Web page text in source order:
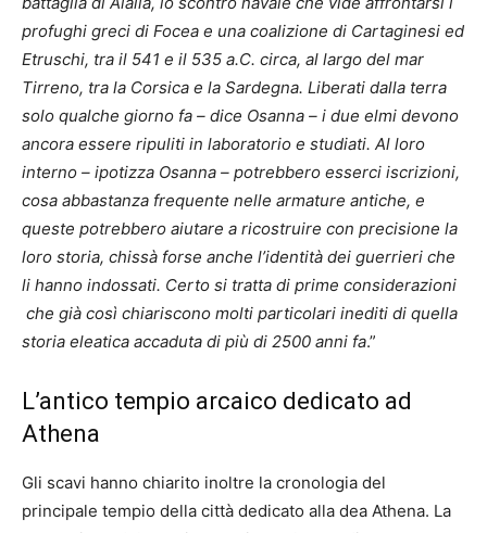
profughi greci di Focea e una coalizione di Cartaginesi ed
Etruschi, tra il 541 e il 535 a.C. circa, al largo del mar
Tirreno, tra la Corsica e la Sardegna. Liberati dalla terra
solo qualche giorno fa – dice Osanna – i due elmi devono
ancora essere ripuliti in laboratorio e studiati. Al loro
interno – ipotizza Osanna – potrebbero esserci iscrizioni,
cosa abbastanza frequente nelle armature antiche, e
queste potrebbero aiutare a ricostruire con precisione la
loro storia, chissà forse anche l’identità dei guerrieri che
li hanno indossati. Certo si tratta di prime considerazioni
che già così chiariscono molti particolari inediti di quella
storia eleatica accaduta di più di 2500 anni fa.”
L’antico tempio arcaico dedicato ad
Athena
Gli scavi hanno chiarito inoltre la cronologia del
principale tempio della città dedicato alla dea Athena. La